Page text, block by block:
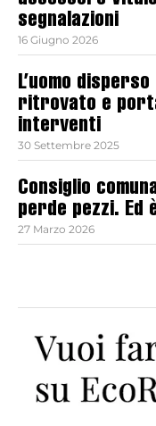
segnalazioni
16 Giugno 2026
L’uomo
ritrovato e
interventi
30 Settembre 2025
Consiglio
perde pezzi. Ed
27 Marzo 2026